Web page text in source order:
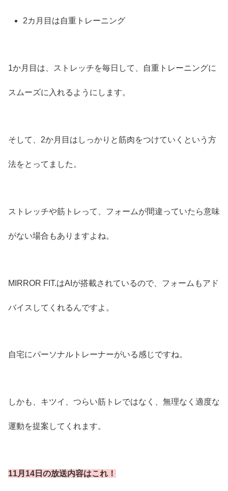
2カ月目は自重トレーニング
1か月目は、ストレッチを毎日して、自重トレーニングに
スムーズに入れるようにします。
そして、2か月目はしっかりと筋肉をつけていくという方
法をとってました。
ストレッチや筋トレって、フォームが間違っていたら意味
がない場合もありますよね。
MIRROR FIT.はAIが搭載されているので、フォームもアド
バイスしてくれるんですよ。
自宅にパーソナルトレーナーがいる感じですね。
しかも、キツイ、つらい筋トレではなく、無理なく適度な
運動を提案してくれます。
11月14日の放送内容はこれ！